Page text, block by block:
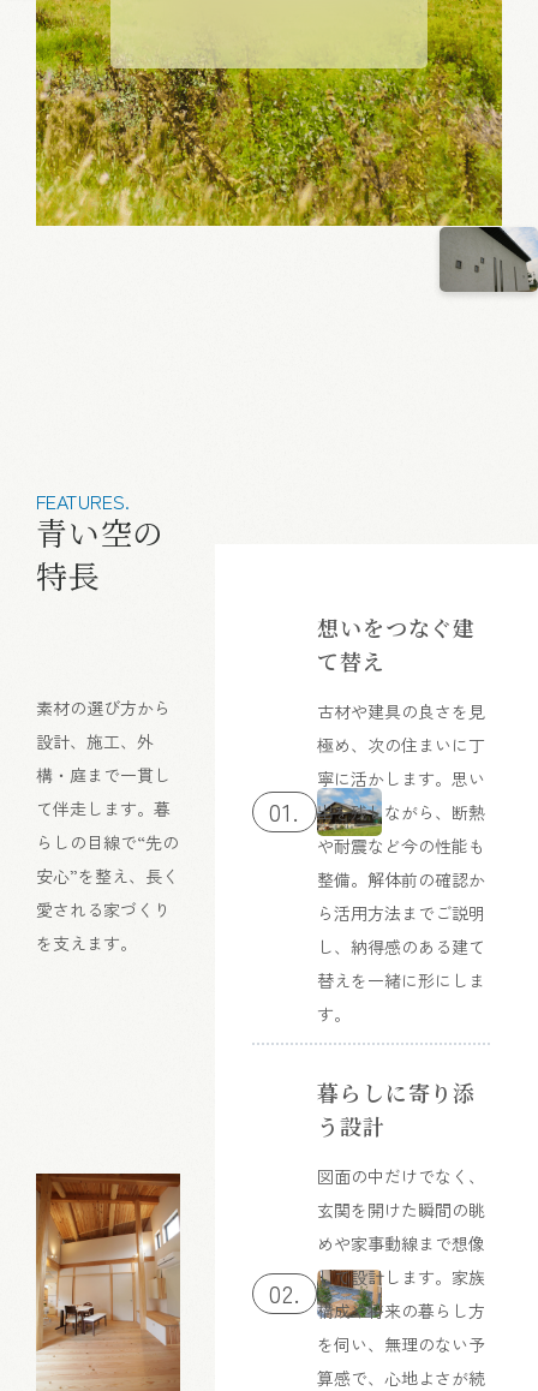
FEATURES.
青い空の
特長
素材の選び方から
設計、施工、外
構・庭まで一貫し
て伴走します。暮
らしの目線で“先の
安心”を整え、長く
愛される家づくり
を支えます。
01.
想いをつなぐ建
て替え
古材や建具の良さを見
極め、次の住まいに丁
寧に活かします。思い
出を残しながら、断熱
や耐震など今の性能も
整備。解体前の確認か
ら活用方法までご説明
し、納得感のある建て
替えを一緒に形にしま
す。
02.
暮らしに寄り添
う設計
図面の中だけでなく、
玄関を開けた瞬間の眺
めや家事動線まで想像
して設計します。家族
構成や将来の暮らし方
を伺い、無理のない予
算感で、心地よさが続